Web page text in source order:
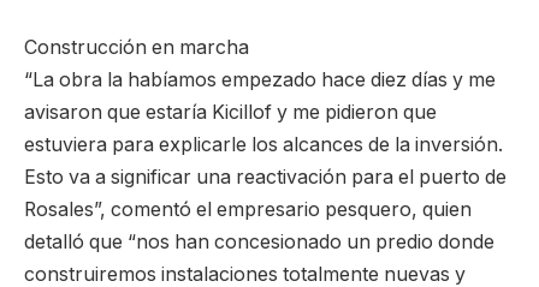
Construcción en marcha
“La obra la habíamos empezado hace diez días y me
avisaron que estaría Kicillof y me pidieron que
estuviera para explicarle los alcances de la inversión.
Esto va a significar una reactivación para el puerto de
Rosales”, comentó el empresario pesquero, quien
detalló que “nos han concesionado un predio donde
construiremos instalaciones totalmente nuevas y